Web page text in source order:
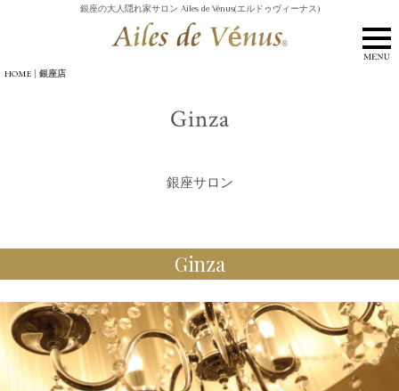
銀座の大人隠れ家サロン Ailes de Vénus(エルドゥヴィーナス)
HOME | 銀座店
Ginza
銀座サロン
Ginza